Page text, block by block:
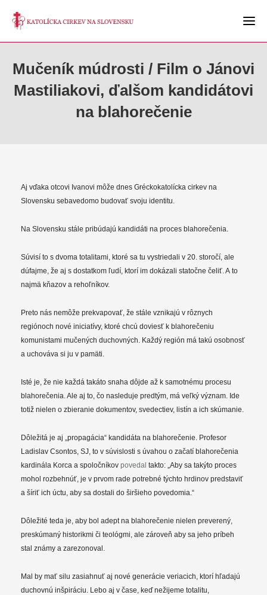
Mučeník múdrosti / Film o Jánovi
Mastiliakovi, ďalšom kandidátovi
na blahorečenie
Aj vďaka otcovi Ivanovi môže dnes Gréckokatolícka cirkev na
Slovensku sebavedomo budovať svoju identitu.
Na Slovensku stále pribúdajú kandidáti na proces blahorečenia.
Súvisí to s dvoma totalitami, ktoré sa tu vystriedali v 20. storočí, ale
dúfajme, že aj s dostatkom ľudí, ktorí im dokázali statočne čeliť. A to
najmä kňazov a rehoľníkov.
Preto nás nemôže prekvapovať, že stále vznikajú v rôznych
regiónoch nové iniciatívy, ktoré chcú doviesť k blahorečeniu
komunistami mučených duchovných. Každý región má takú osobnosť
a uchováva si ju v pamäti.
Isté je, že nie každá takáto snaha dôjde až k samotnému procesu
blahorečenia. Ale aj to, čo nasleduje predtým, má veľký význam. Ide
totiž nielen o zbieranie dokumentov, svedectiev, listín a ich skúmanie.
Dôležitá je aj „propagácia“ kandidáta na blahorečenie. Profesor
Ladislav Csontos, SJ, to v súvislosti s úvahou o začatí blahorečenia
kardinála Korca a spoločníkov povedal takto: „Aby sa takýto proces
mohol rozbehnúť, je v prvom rade potrebné týchto hrdinov predstaviť
a šíriť ich úctu, aby sa dostali do širšieho povedomia.“
Dôležité teda je, aby bol adept na blahorečenie nielen preverený,
preskúmaný historikmi či teológmi, ale zároveň aby sa jeho príbeh
stal známy a zarezonoval.
Mal by mať silu zasiahnuť aj nové generácie veriacich, ktorí hľadajú
duchovnú inšpiráciu. Lebo aj v čase, keď nežijeme totalitu,